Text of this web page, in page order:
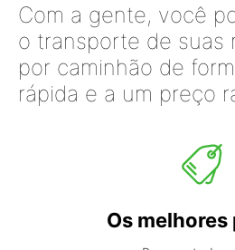
Com a gente, você
o transporte de suas
por caminhão de
rápida e a um preço
Os melhores